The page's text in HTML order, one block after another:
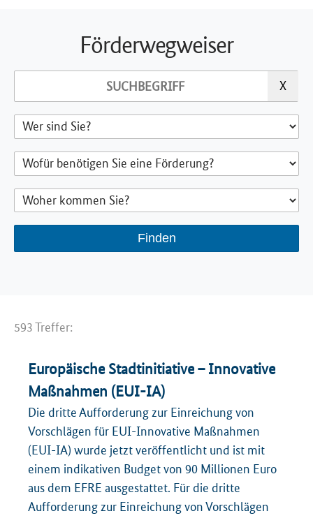
Förderwegweiser
593 Treffer:
Europäische Stadtinitiative – Innovative
Maßnahmen (EUI-IA)
Die dritte Aufforderung zur Einreichung von
Vorschlägen für EUI-Innovative Maßnahmen
(EUI-IA) wurde jetzt veröffentlicht und ist mit
einem indikativen Budget von 90 Millionen Euro
aus dem EFRE ausgestattet. Für die dritte
Aufforderung zur Einreichung von Vorschlägen